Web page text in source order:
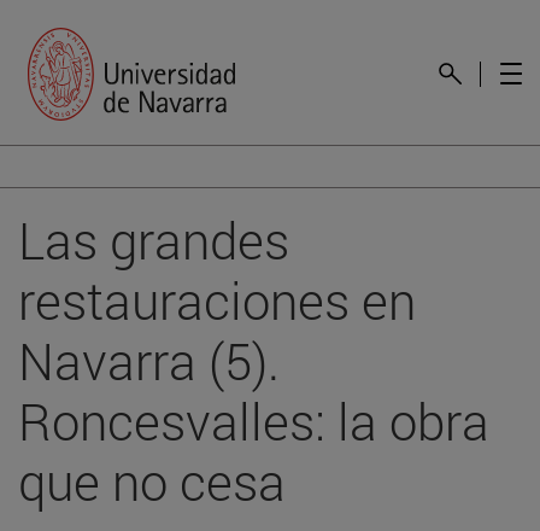
Las grandes
restauraciones en
Navarra (5).
Roncesvalles: la obra
que no cesa